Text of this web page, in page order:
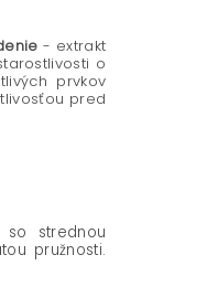
- extrakt
o
prvkov
pred
so strednou
pružnosti.